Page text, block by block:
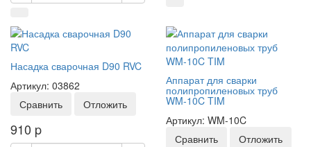
Насадка сварочная D90 RVC
Артикул: 03862
Сравнить
Отложить
910 p
Аппарат для сварки
полипропиленовых труб
WM-10C TIM
Артикул: WM-10C
Сравнить
Отложить